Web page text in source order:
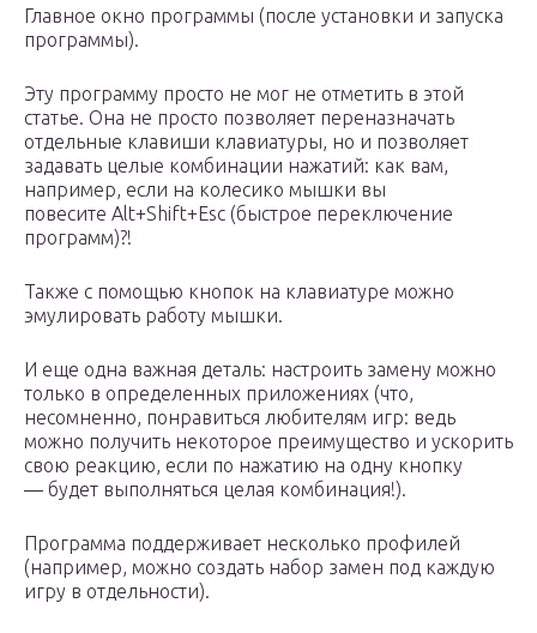
Главное окно программы (после установки и запуска
программы).
Эту программу просто не мог не отметить в этой
статье. Она не просто позволяет переназначать
отдельные клавиши клавиатуры, но и позволяет
задавать целые комбинации нажатий: как вам,
например, если на колесико мышки вы
повесите Alt+Shift+Esc (быстрое переключение
программ)?!
Также с помощью кнопок на клавиатуре можно
эмулировать работу мышки.
И еще одна важная деталь: настроить замену можно
только в определенных приложениях (что,
несомненно, понравиться любителям игр: ведь
можно получить некоторое преимущество и ускорить
свою реакцию, если по нажатию на одну кнопку
— будет выполняться целая комбинация!).
Программа поддерживает несколько профилей
(например, можно создать набор замен под каждую
игру в отдельности).